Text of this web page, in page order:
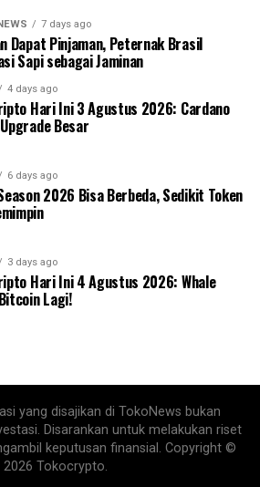
7 days ago
Dapat Pinjaman, Peternak Brasil
Sapi sebagai Jaminan
4 days ago
Hari Ini 3 Agustus 2026: Cardano
Besar
6 days ago
2026 Bisa Berbeda, Sedikit Token
3 days ago
Hari Ini 4 Agustus 2026: Whale
Lagi!
yang disajikan di TokoNews bukan
Disarankan untuk melakukan riset
keputusan finansial. Copyright ©
2026 Tokocrypto.